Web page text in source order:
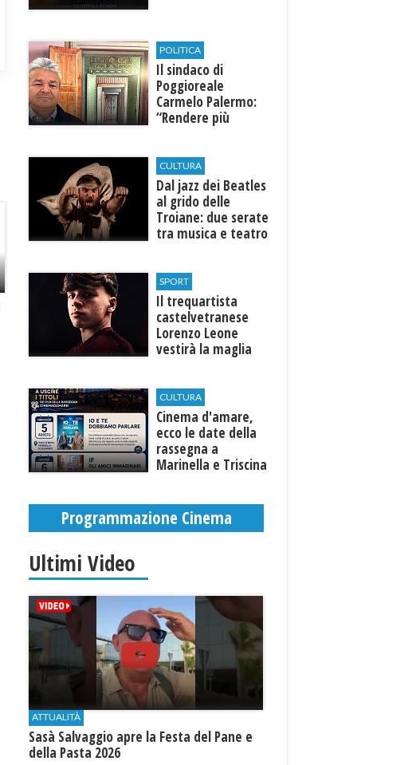
POLITICA
Il sindaco di
Poggioreale
Carmelo Palermo:
“Rendere più
Castelvetrano."
CULTURA
Dal jazz dei Beatles
al grido delle
Troiane: due serate
tra musica e teatro
SPORT
Il trequartista
castelvetranese
Lorenzo Leone
vestirà la maglia
CULTURA
Cinema d'amare,
ecco le date della
rassegna a
Marinella e Triscina
Programmazione Cinema
Ultimi Video
ATTUALITÀ
Sasà Salvaggio apre la Festa del Pane e
della Pasta 2026